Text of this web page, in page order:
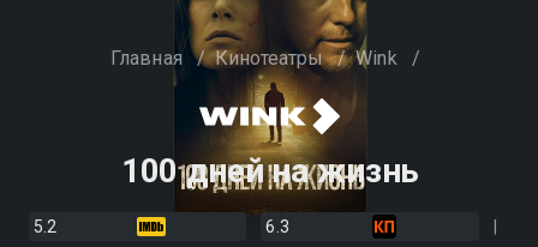
Главная / Кинотеатры / Wink /
100 дней на жизнь
5.2
6.3